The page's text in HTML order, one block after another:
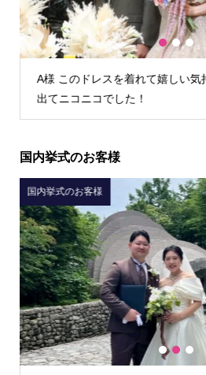
K様 TIG dressさんでウェディン
によかったです！
1 2 3
国内挙式のお客様
国内挙式のお客様
1 2 3